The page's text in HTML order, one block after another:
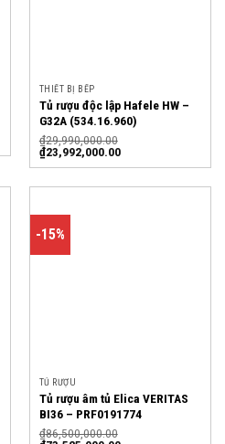
THIẾT BỊ BẾP
Tủ rượu độc lập Hafele HW –
G32A (534.16.960)
₫29,990,000.00
₫23,992,000.00
-15%
TỦ RƯỢU
Tủ rượu âm tủ Elica VERITAS
BI36 – PRF0191774
₫86,500,000.00